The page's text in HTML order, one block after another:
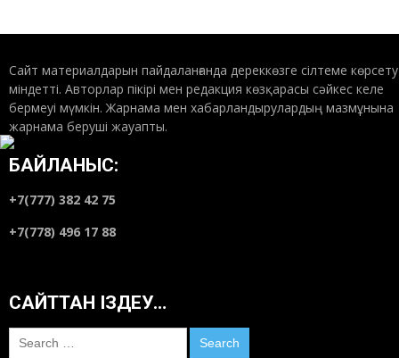
Сайт материалдарын пайдаланғанда дереккөзге сілтеме көрсету
міндетті. Авторлар пікірі мен редакция көзқарасы сәйкес келе
бермеуі мүмкін. Жарнама мен хабарландырулардың мазмұнына
жарнама беруші жауапты.
БАЙЛАНЫС:
+7(777) 382 42 75
+7(778) 496 17 88
САЙТТАН ІЗДЕУ…
Search
for: